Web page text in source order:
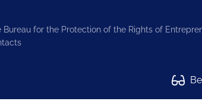
Bureau for the Protection of the Rights of